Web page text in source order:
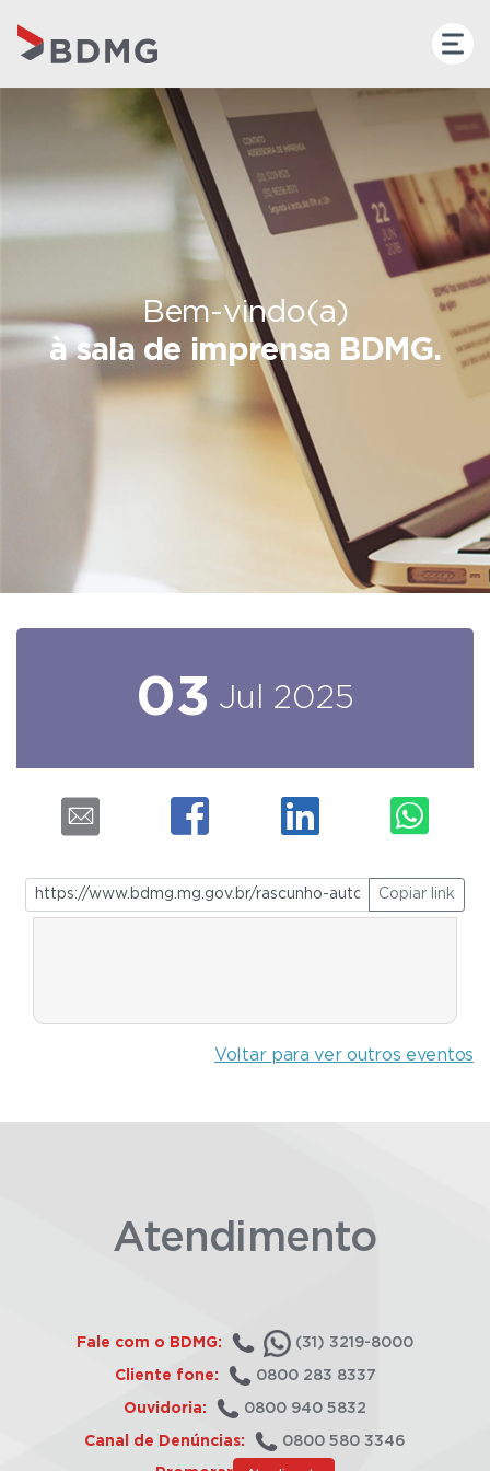
Bem-vindo(a)
à sala de imprensa BDMG.
03 Jul 2025
Copiar link
Voltar para ver outros eventos
Atendimento
Fale com o BDMG: (31) 3219-8000
Cliente fone: 0800 283 8337
Ouvidoria: 0800 940 5832
Canal de Denúncias: 0800 580 3346